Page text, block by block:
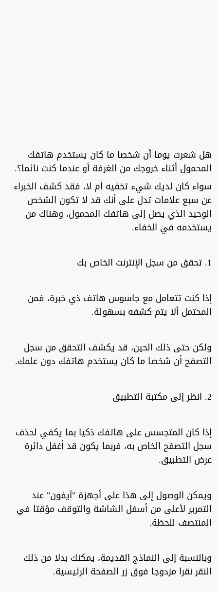
هل شعرت يوما أن شخصا ما كان يستخدم هاتفك
المحمول أثناء خروجك من الغرفة أو عندما كنت نائما؟.
سواء كان لديك شيء تخفيه أم لا، فقد كشف الخبراء
عن سبع علامات تدل على أنك قد لا تكون الشخص
الوحيد الذي يصل إلى هاتفك المحمول، وهناك من
يستخدمه في الخفاء.
1. تحقق من سجل الإنترنت الخاص بك
إذا كنت تتعامل مع جاسوس هاتف ذي خبرة، فمن
المحتمل ألا يتم كشفه بسهولة.
ولكن حتى ذلك الحين، قد يكشف التحقق من سجل
التصفح أن شخصا ما كان يستخدم هاتفك دون علمك.
2. انظر إلى مكتبة التطبيق
إذا كان المتجسس على هاتفك ذكيا بما يكفي لحذف
سجل التصفح الخاص به، فربما يكون قد أغفل دائرة
عرض التطبيق.
ويمكن الوصول إلى هذا على أجهزة "آيفون" عند
التمرير لأعلى من أسفل الشاشة والتوقف مؤقتا في
المنتصف للحظة.
وبالنسبة إلى النماذج القديمة، يمكنك بدلا من ذلك
النقر نقرا مزدوجا فوق زر الصفحة الرئيسية.